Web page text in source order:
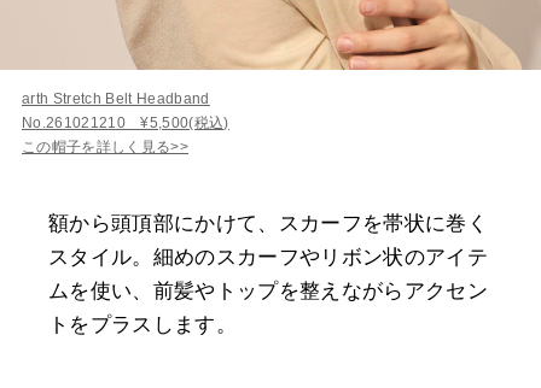
arth Stretch Belt Headband
No.261021210 ¥5,500(税込)
この帽子を詳しく見る>>
額から頭頂部にかけて、スカーフを帯状に巻く
スタイル。細めのスカーフやリボン状のアイテ
ムを使い、前髪やトップを整えながらアクセン
トをプラスします。